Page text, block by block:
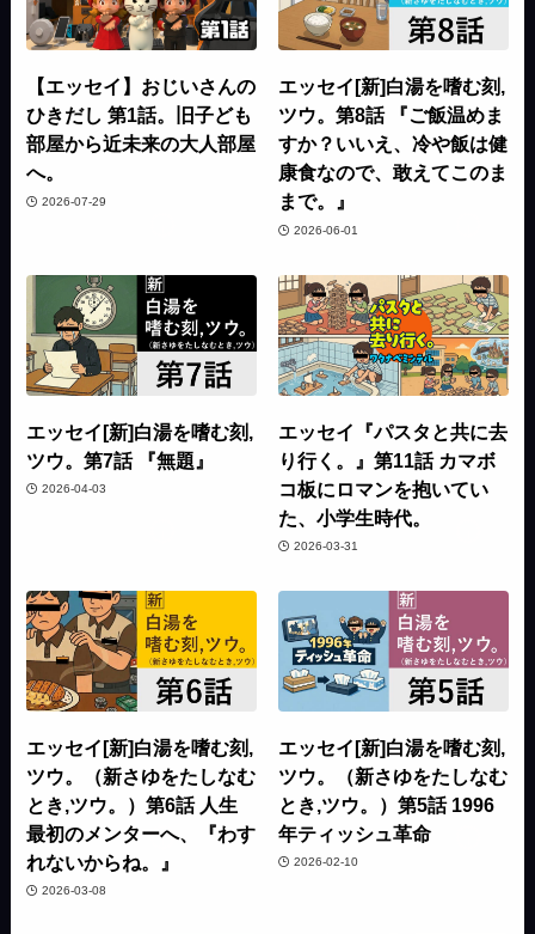
【エッセイ】おじいさんの
ひきだし 第1話。旧子ども
部屋から近未来の大人部屋
へ。
2026-07-29
エッセイ[新]白湯を嗜む刻,
ツウ。第8話 『ご飯温めま
すか？いいえ、冷や飯は健
康食なので、敢えてこのま
まで。』
2026-06-01
エッセイ[新]白湯を嗜む刻,
ツウ。第7話 『無題』
2026-04-03
エッセイ『パスタと共に去
り行く。』第11話 カマボ
コ板にロマンを抱いてい
た、小学生時代。
2026-03-31
エッセイ[新]白湯を嗜む刻,
ツウ。（新さゆをたしなむ
とき,ツウ。）第6話 人生
最初のメンターへ、『わす
れないからね。』
2026-03-08
エッセイ[新]白湯を嗜む刻,
ツウ。（新さゆをたしなむ
とき,ツウ。）第5話 1996
年ティッシュ革命
2026-02-10